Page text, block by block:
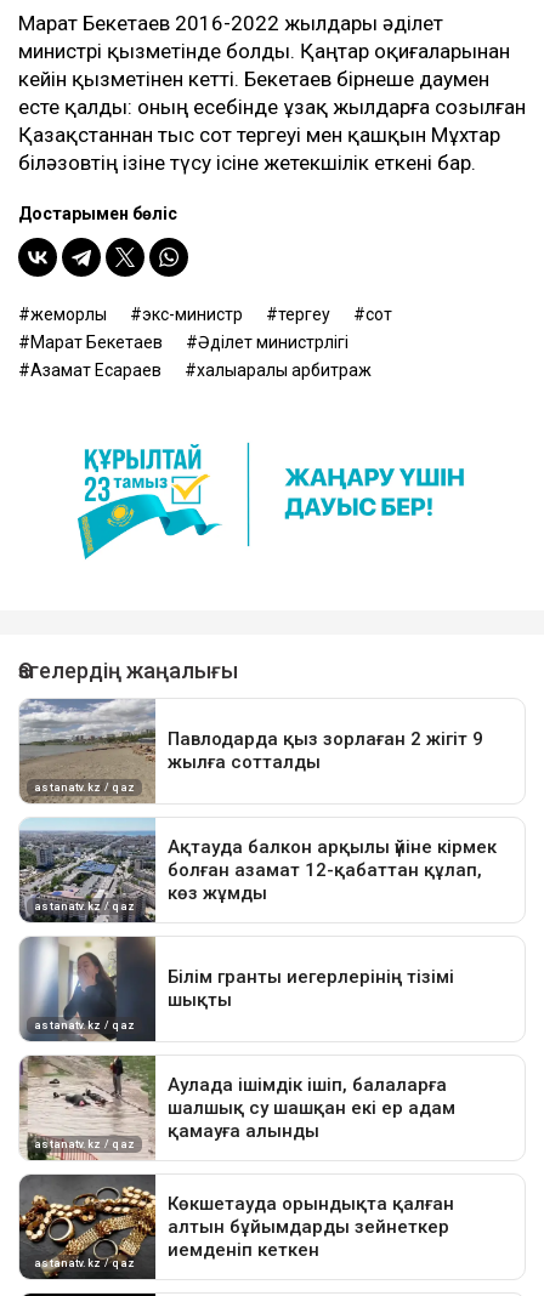
Марат Бекетаев 2016-2022 жылдары әділет
министрі қызметінде болды. Қаңтар оқиғаларынан
кейін қызметінен кетті. Бекетаев бірнеше даумен
есте қалды: оның есебінде ұзақ жылдарға созылған
Қазақстаннан тыс сот тергеуі мен қашқын Мұхтар
Әбіләзовтің ізіне түсу ісіне жетекшілік еткені бар.
Достарыңмен бөліс
жемқорлық экс-министр тергеу
сот
Марат Бекетаев
Әділет министрлігі
Азамат Есқараев
халықаралық арбитраж